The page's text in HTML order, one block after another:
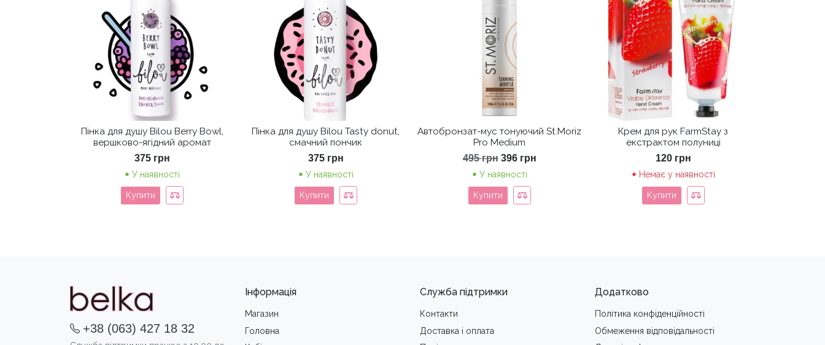
Пінка для душу Bilou Berry Bowl,
вершково-ягідний аромат
375 грн
У наявності
Купити
Пінка для душу Bilou Tasty donut,
смачний пончик
375 грн
У наявності
Купити
Автобронзат-мус тонуючий St.Moriz
Pro Medium
495грн Оригінальна
495 грн.
396 грнПоточна
У наявності
Купити
Крем для рук FarmStay з
екстрактом полуниці
120 грн
Немає у наявності
Купити
+38 (063) 427 18 32
Служба підтримки
Контакти
Доставка i оплата
Інформація
Магазин
Головна
Додатково
Політика конфіденційності
Обмеження вiдповiдальностi